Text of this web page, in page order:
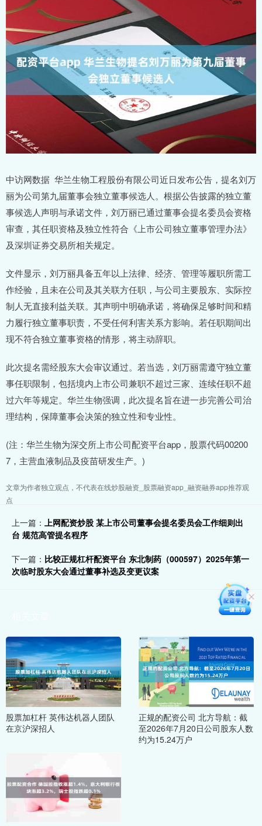
中访网数据 华兰生物工程股份有限公司近日发布公告，提名刘万
丽为公司第九届董事会独立董事候选人。根据公告披露的独立董
事候选人声明与承诺文件，刘万丽已通过董事会提名委员会资格
审查，其任职资格及独立性符合《上市公司独立董事管理办法》
及深圳证券交易所相关规定。
文件显示，刘万丽具备五年以上法律、经济、管理等履职所需工
作经验，且未在公司及其关联方任职，与公司主要股东、实际控
制人无直接利益关联。其声明中明确承诺，将确保足够时间和精
力履行独立董事职责，不受任何利害关系方影响。若任职期间出
现不符合独立董事资格的情形，将主动辞职。
此次提名需经股东大会审议通过。若当选，刘万丽需遵守独立董
事任职限制，包括境内上市公司兼职不超过三家、连续任职不超
过六年等规定。华兰生物强调，此次提名旨在进一步完善公司治
理结构，保障董事会决策的独立性和专业性。
(注：华兰生物为深交所上市公司配资平台app，股票代码00200
7，主营血液制品及疫苗研发生产。)
文章为作者独立观点，不代表在线炒股融资_股票融资app_融资融券app推荐观
点
上一篇： 上网配资炒股 某上市公司董事会提名委员会工作细则出
台 规范高管提名程序
下一篇： 比较正规杠杆配资平台 东北制药（000597）2025年第一
次临时股东大会通过董事补选及变更议案
股票加杠杆 英伟达机器人团队
在京沪深招人
正规的配资公司 北方导航：截
至2026年7月20日公司股东人数
约为15.24万户